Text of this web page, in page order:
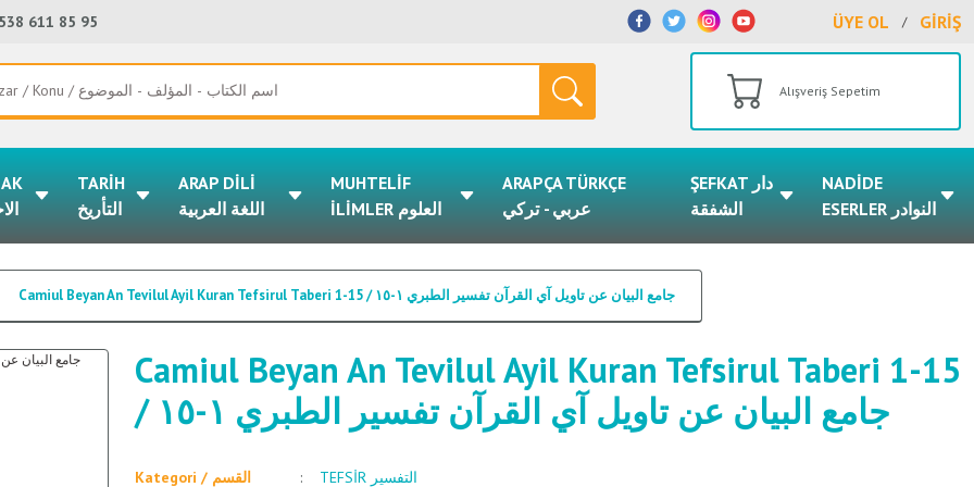
611 85 95 ÜYE OL / GİRİŞ
Alışveriş Sepetim
TARİH
التأريخ
ARAP DİLİ
اللغة العربية
MUHTELİF
İLİMLER العلوم
ARAPÇA TÜRKÇE
عربي - تركي
ŞEFKAT دار
الشفقة
NADİDE
ESERLER النوادر
Camiul Beyan An Tevilul Ayil Kuran Tefsirul Taberi 1-15 / جامع البيان عن تاويل آي القرآن تفسير الطبري ١-١٥
Camiul Beyan An Tevilul Ayil Kuran Tefsirul Taberi 1-15
/ جامع البيان عن تاويل آي القرآن تفسير الطبري ١-١٥
Kategori / القسم TEFSİR التفسير